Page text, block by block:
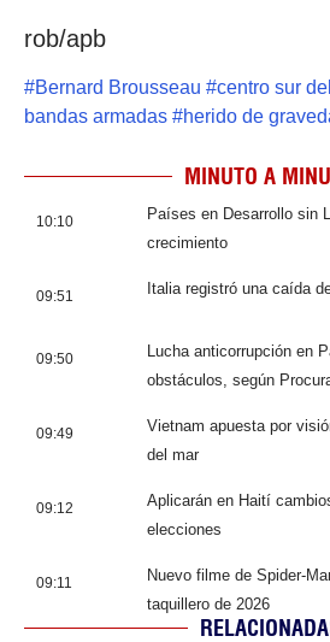
rob/apb
#Bernard Brousseau #centro sur
bandas armadas #herido de
MINUTO A
10:10
Países en Desarrollo sin
crecimiento
09:51 Italia registró una caída
09:50
Lucha anticorrupción en
obstáculos, según
09:49
Vietnam apuesta por
del mar
09:12
Aplicarán en Haití
elecciones
09:11
Nuevo filme de Spider-
taquillero de 2026